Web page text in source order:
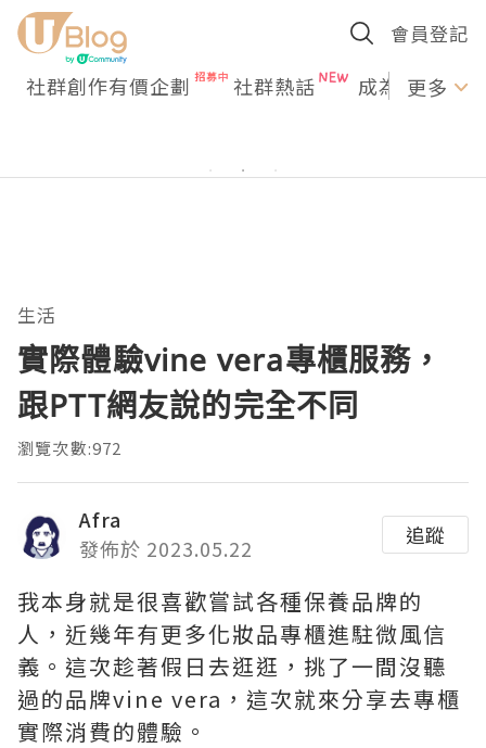
會員登記
社群創作有價企劃 社群熱話 成為U更多
生活
實際體驗vine vera專櫃服務，
跟PTT網友說的完全不同
瀏覽次數:972
Afra
發佈於 2023.05.22
追蹤
我本身就是很喜歡嘗試各種保養品牌的
人，近幾年有更多化妝品專櫃進駐微風信
義。這次趁著假日去逛逛，挑了一間沒聽
過的品牌vine vera，這次就來分享去專櫃
實際消費的體驗。